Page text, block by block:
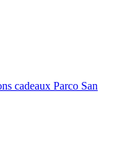
cadeaux Parco San